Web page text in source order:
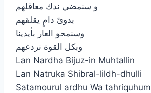
و سنمضي ندك معاقلهم
بدوىّ دامٍ يقلقهم
وسنمحو العار بأيدينا
وبكل القوة نردعهم
Lan Nardha Bijuz-in Muhtallin
Lan Natruka Shibral-lildh-dhulli
Satamourul ardhu Wa tahriquhum